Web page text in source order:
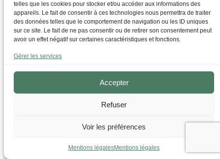
telles que les cookies pour stocker et/ou accéder aux informations des
appareils. Le fait de consentir à ces technologies nous permettra de traiter
des données telles que le comportement de navigation ou les ID uniques
sur ce site. Le fait de ne pas consentir ou de retirer son consentement peut
avoir un effet négatif sur certaines caractéristiques et fonctions.
Gérer les services
Accepter
Refuser
Voir les préférences
Mentions légalesMentions légales
Par Thématique
Allergies I Refroidissement
Articulations | os | Muscles
Circulation | Jambes lourdes
Confort urinaire
Détente | Relaxation
Drainage | Perte de poids
Femmes | Cycles
Foie | Métabolisme | Sucres
Immunité | Vitalité
Peau | Ongles | Cheveux
Tisanes bien-être